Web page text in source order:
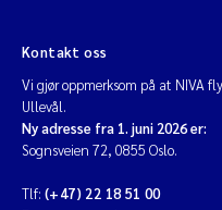
Kontakt oss
Vi gjør oppmerksom på at NIVA
Ullevål.
Ny adresse fra 1. juni 2026 er:
Sognsveien 72, 0855 Oslo.
Tlf: (+47) 22 18 51 00